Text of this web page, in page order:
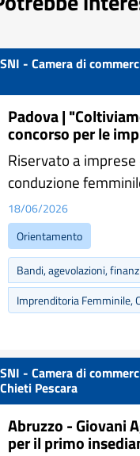
SNI - Camera di
Padova |
concorso per le
Riservato a
conduzione
18/06/2026
Orientamento
Bandi, agevolazioni,
Imprenditoria Femminile,
SNI - Camera di
Chieti Pescara
Abruzzo - Giovani
per il primo